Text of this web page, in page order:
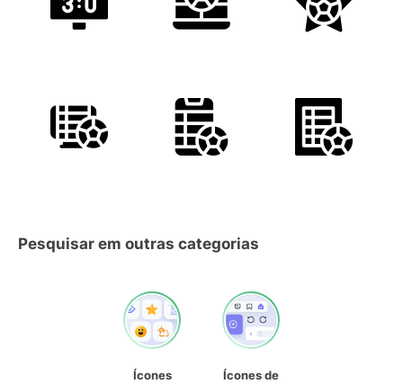
Pesquisar em outras categorias
Ícones
Ícones de